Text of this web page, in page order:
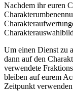
Nachdem ihr euren
Um einen Dienst zu
dann auf den
verwendete
bleiben auf eurem
Zeitpunkt